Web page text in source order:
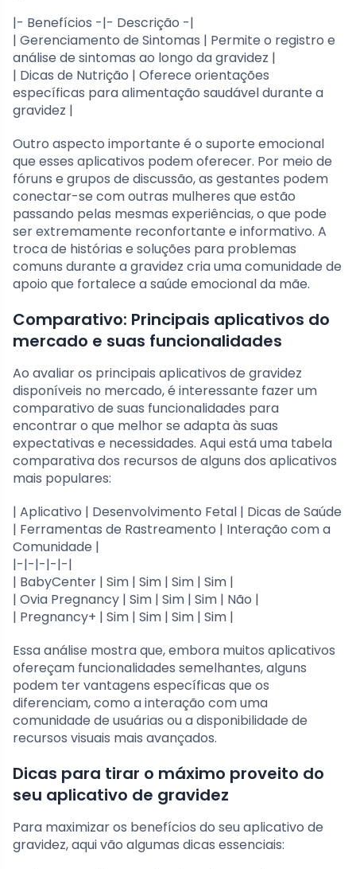
|- Benefícios -|- Descrição -|
| Gerenciamento de Sintomas | Permite o registro e
análise de sintomas ao longo da gravidez |
| Dicas de Nutrição | Oferece orientações
específicas para alimentação saudável durante a
gravidez |
Outro aspecto importante é o suporte emocional
que esses aplicativos podem oferecer. Por meio de
fóruns e grupos de discussão, as gestantes podem
conectar-se com outras mulheres que estão
passando pelas mesmas experiências, o que pode
ser extremamente reconfortante e informativo. A
troca de histórias e soluções para problemas
comuns durante a gravidez cria uma comunidade de
apoio que fortalece a saúde emocional da mãe.
Comparativo: Principais aplicativos do
mercado e suas funcionalidades
Ao avaliar os principais aplicativos de gravidez
disponíveis no mercado, é interessante fazer um
comparativo de suas funcionalidades para
encontrar o que melhor se adapta às suas
expectativas e necessidades. Aqui está uma tabela
comparativa dos recursos de alguns dos aplicativos
mais populares:
| Aplicativo | Desenvolvimento Fetal | Dicas de Saúde
| Ferramentas de Rastreamento | Interação com a
Comunidade |
|-|-|-|-|-|
| BabyCenter | Sim | Sim | Sim | Sim |
| Ovia Pregnancy | Sim | Sim | Sim | Não |
| Pregnancy+ | Sim | Sim | Sim | Sim |
Essa análise mostra que, embora muitos aplicativos
ofereçam funcionalidades semelhantes, alguns
podem ter vantagens específicas que os
diferenciam, como a interação com uma
comunidade de usuárias ou a disponibilidade de
recursos visuais mais avançados.
Dicas para tirar o máximo proveito do
seu aplicativo de gravidez
Para maximizar os benefícios do seu aplicativo de
gravidez, aqui vão algumas dicas essenciais: